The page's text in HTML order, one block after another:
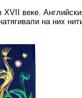
веке.
на них